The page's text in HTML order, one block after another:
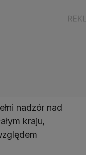
nadzór nad
kraju,